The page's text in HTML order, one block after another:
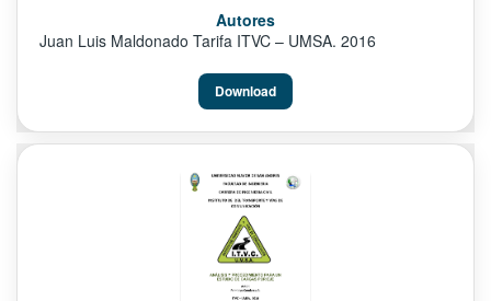
Autores
Juan Luis Maldonado Tarifa ITVC – UMSA. 2016
Download